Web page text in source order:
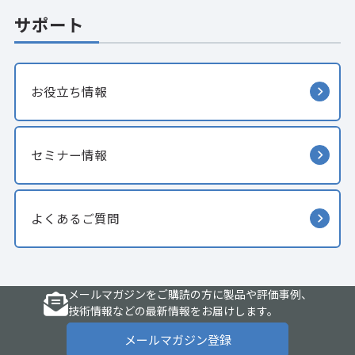
サポート
お役立ち情報
セミナー情報
よくあるご質問
メールマガジンをご購読の方に製品や評価事例、
技術情報などの最新情報をお届けします。
メールマガジン登録